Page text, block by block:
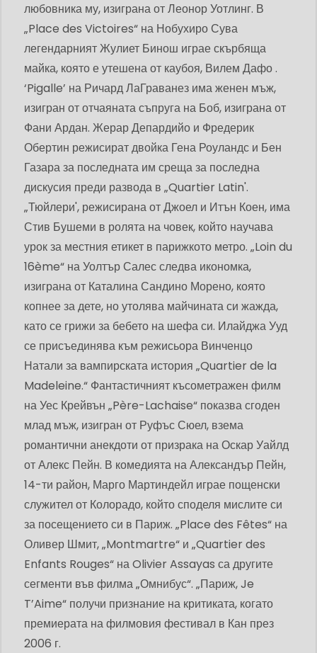
любовника му, изиграна от Леонор Уотлинг. В
„Place des Victoires“ на Нобухиро Сува
легендарният Жулиет Бинош играе скърбяща
майка, която е утешена от каубоя, Вилем Дафо .
‘Pigalle’ на Ричард ЛаГраванез има женен мъж,
изигран от отчаяната съпруга на Боб, изиграна от
Фани Ардан. Жерар Депардийо и Фредерик
Обертин режисират двойка Гена Роуландс и Бен
Газара за последната им среща за последна
дискусия преди развода в „Quartier Latin'.
„Тюйлери', режисирана от Джоел и Итън Коен, има
Стив Бушеми в ролята на човек, който научава
урок за местния етикет в парижкото метро. „Loin du
16ème“ на Уолтър Салес следва икономка,
изиграна от Каталина Сандино Морено, която
копнее за дете, но утолява майчината си жажда,
като се грижи за бебето на шефа си. Илайджа Ууд
се присъединява към режисьора Винченцо
Натали за вампирската история „Quartier de la
Madeleine.“ Фантастичният късометражен филм
на Уес Крейвън „Père-Lachaise“ показва сгоден
млад мъж, изигран от Руфъс Сюел, взема
романтични анекдоти от призрака на Оскар Уайлд
от Алекс Пейн. В комедията на Александър Пейн,
14-ти район, Марго Мартиндейл играе пощенски
служител от Колорадо, който споделя мислите си
за посещението си в Париж. „Place des Fêtes“ на
Оливер Шмит, „Montmartre“ и „Quartier des
Enfants Rouges“ на Olivier Assayas са другите
сегменти във филма „Омнибус“. „Париж, Je
T’Aime“ получи признание на критиката, когато
премиерата на филмовия фестивал в Кан през
2006 г.